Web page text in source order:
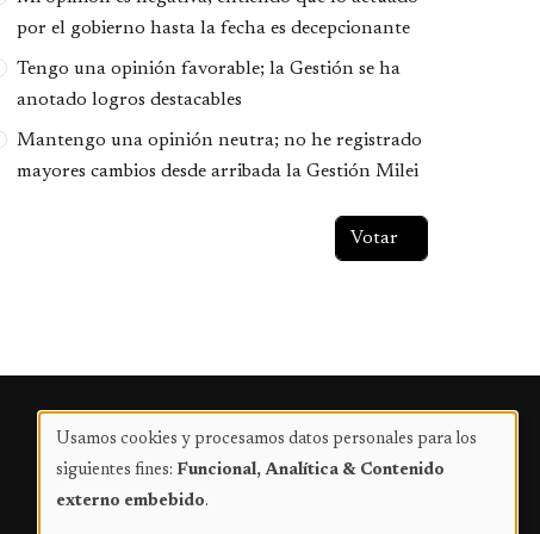
por el gobierno hasta la fecha es decepcionante
Tengo una opinión favorable; la Gestión se ha
anotado logros destacables
Mantengo una opinión neutra; no he registrado
mayores cambios desde arribada la Gestión Milei
Publicidad
Uso
de
Usamos cookies y procesamos datos personales para los
siguientes fines: Funcional, Analítica & Contenido
externo embebido.